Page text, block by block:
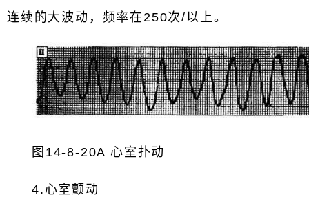
连续的大波动，频率在250次/以上。
图14-8-20A 心室扑动
4.心室颤动